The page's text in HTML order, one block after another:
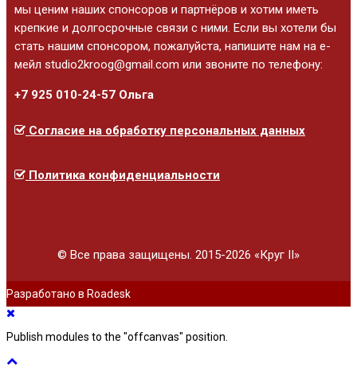
мы ценим наших спонсоров и партнёров и хотим иметь
крепкие и долгосрочные связи с ними. Если вы хотели бы
стать нашим спонсором, пожалуйста, напишите нам на е-
мейл studio2kroog@gmail.com или звоните по телефону:
+7 925 010-24-57 Ольга
Согласие на обработку персональных данных
Политика конфиденциальности
© Все права защищены. 2015-2026 «Круг II»
Разработано в Roadesk
Publish modules to the "offcanvas" position.